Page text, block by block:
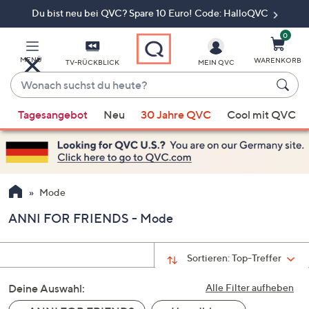
Du bist neu bei QVC? Spare 10 Euro! Code: HalloQVC
MENÜ TV-RÜCKBLICK
Wonach
suchst
du
heute?
Vorschläge
verfügbar
sind,
verwenden
Sie
Pfeiltasten
nach
und
nach
unten
MEIN QVC
0
WARENKORB
Tagesangebot Neu 30 Jahre QVC Cool mit QVC
Mode
ANNI FOR FRIENDS - Mode
Sortieren:Top-Treffer
Alle Filter aufheben
Deine Auswahl: